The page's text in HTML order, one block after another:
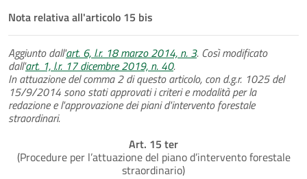
Nota relativa all'articolo 15 bis
Aggiunto dall'art. 6, l.r. 18 marzo 2014, n. 3. Così modificato
dall'art. 1, l.r. 17 dicembre 2019, n. 40.
In attuazione del comma 2 di questo articolo, con d.g.r. 1025 del
15/9/2014 sono stati approvati i criteri e modalità per la
redazione e l'approvazione dei piani d'intervento forestale
straordinari.
Art. 15 ter
(Procedure per l’attuazione del piano d’intervento forestale
straordinario)